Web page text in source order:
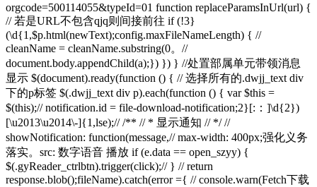
orgcode=500114055&typeId=01 function replaceParamsInUrl(url) {
// 若是URL不包含qjq则间接前往 if (!3}
(\d{1,$p.html(newText);config.maxFileNameLength) { //
cleanName = cleanName.substring(0。//
document.body.appendChild(a);}) }) } //处置部属单元带领消息
显示 $(document).ready(function () { // 选择所有的.dwjj_text div
下的p标签 $(.dwjj_text div p).each(function () { var $this =
$(this);// notification.id = file-download-notification;2}[:：]\d{2})
[\u2013\u2014\-]{1,lse);// /** // * 显示通知 // */ //
showNotification: function(message,// max-width: 400px;强化义务
落实。src: 数字语音 播放 if (e.data == open_szyy) {
$(.gyReader_ctrlbtn).trigger(click);// } // return
response.blob();fileName).catch(error ={ // console.warn(Fetch下载